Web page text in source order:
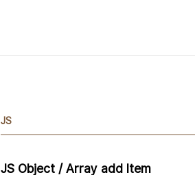
JS
JS Object / Array add Item